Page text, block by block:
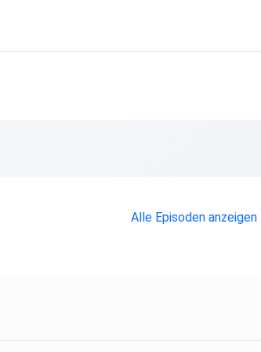
Alle Episoden anzeigen